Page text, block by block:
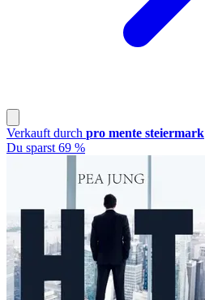
Verkauft durch pro mente steiermark
Du sparst 69 %